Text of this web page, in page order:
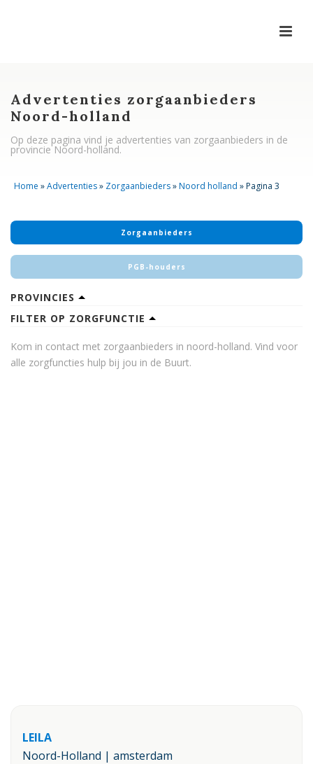
Advertenties zorgaanbieders
Noord-holland
Op deze pagina vind je advertenties van zorgaanbieders in de
provincie Noord-holland.
Home »Advertenties» Zorgaanbieders»Noord holland »Pagina 3
Zorgaanbieders
PGB-houders
PROVINCIES
FILTER OP ZORGFUNCTIE
Kom in contact met zorgaanbieders in noord-holland. Vind voor
alle zorgfuncties hulp bij jou in de Buurt.
LEILA
Noord-Holland | amsterdam